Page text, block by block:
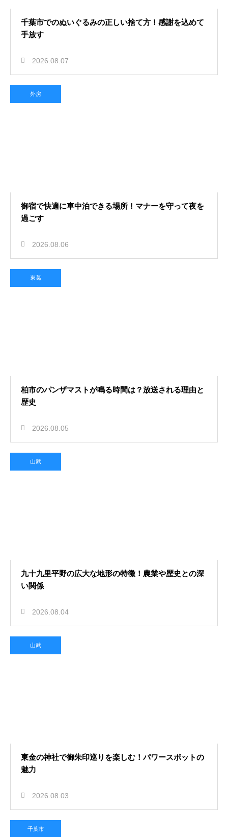
2026.08.04
九十九里平野の広大な地形の特徴！
農業や歴史との深い関係
パワースポットの魅力
千葉市でのぬいぐるみの正しい捨て方！感謝を込めて
手放す
2026.08.07
外房
御宿で快適に車中泊できる場所！マナーを守って夜を
過ごす
2026.08.06
東葛
柏市のパンザマストが鳴る時間は？放送される理由と
歴史
2026.08.05
山武
九十九里平野の広大な地形の特徴！農業や歴史との深
い関係
2026.08.04
山武
東金の神社で御朱印巡りを楽しむ！パワースポットの
魅力
2026.08.03
千葉市